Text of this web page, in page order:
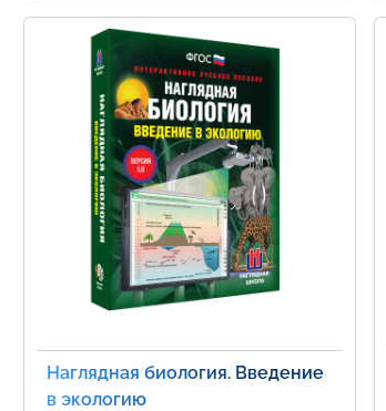
Наглядная биология. Введение
в экологию